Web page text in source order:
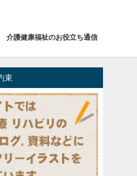
介護健康福祉のお役立ち通信
束